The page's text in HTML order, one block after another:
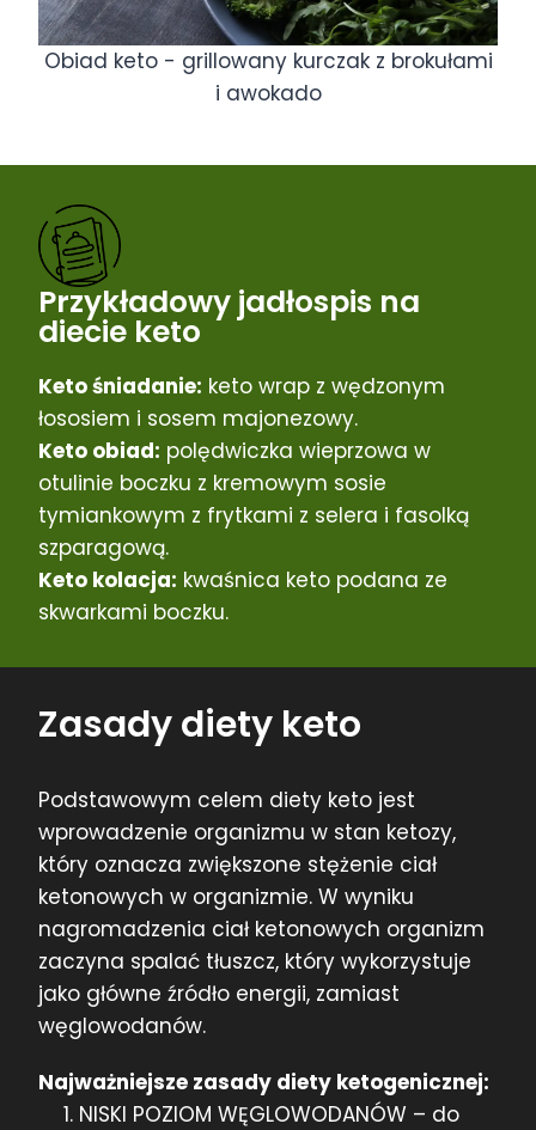
Obiad keto - grillowany kurczak z brokułami
i awokado
Przykładowy jadłospis na
diecie keto
Keto śniadanie: keto wrap z wędzonym
łososiem i sosem majonezowy.
Keto obiad: polędwiczka wieprzowa w
otulinie boczku z kremowym sosie
tymiankowym z frytkami z selera i fasolką
szparagową.
Keto kolacja: kwaśnica keto podana ze
skwarkami boczku.
Zasady diety keto
Podstawowym celem diety keto jest
wprowadzenie organizmu w stan ketozy,
który oznacza zwiększone stężenie ciał
ketonowych w organizmie. W wyniku
nagromadzenia ciał ketonowych organizm
zaczyna spalać tłuszcz, który wykorzystuje
jako główne źródło energii, zamiast
węglowodanów.
Najważniejsze zasady diety ketogenicznej:
NISKI POZIOM WĘGLOWODANÓW – do